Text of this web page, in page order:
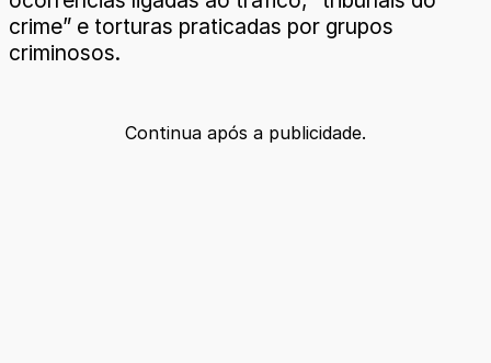
crime” e torturas praticadas por grupos
criminosos.
Continua após a publicidade.